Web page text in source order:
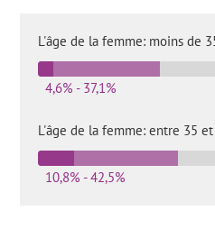
L'âge de la femme: moins de
4,6% - 37,1%
L'âge de la femme: entre 35
10,8% - 42,5%